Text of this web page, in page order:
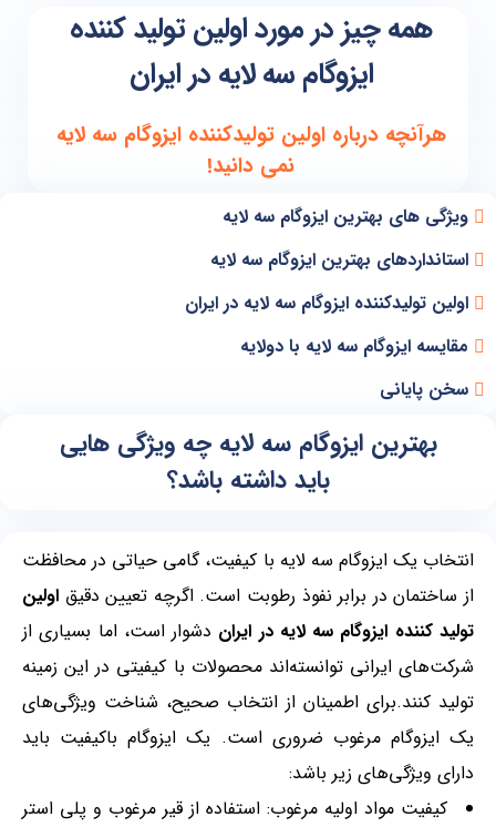
همه چیز در مورد اولین تولید کننده
ایزوگام سه لایه در ایران
هرآنچه درباره اولین تولیدکننده ایزوگام سه لایه
نمی دانید!
ویژگی های بهترین ایزوگام سه لایه
استانداردهای بهترین ایزوگام سه لایه
اولین تولیدکننده ایزوگام سه لایه در ایران
مقایسه ایزوگام سه لایه با دولایه
سخن پایانی
بهترین ایزوگام سه لایه چه ویژگی هایی
باید داشته باشد؟
انتخاب یک ایزوگام سه لایه با کیفیت، گامی حیاتی در محافظت
از ساختمان در برابر نفوذ رطوبت است. اگرچه تعیین دقیق اولین
تولید کننده ایزوگام سه لایه در ایران دشوار است، اما بسیاری از
شرکت‌های ایرانی توانسته‌اند محصولات با کیفیتی در این زمینه
تولید کنند.برای اطمینان از انتخاب صحیح، شناخت ویژگی‌های
یک ایزوگام مرغوب ضروری است. یک ایزوگام باکیفیت باید
دارای ویژگی‌های زیر باشد:
کیفیت مواد اولیه مرغوب: استفاده از قیر مرغوب و پلی استر